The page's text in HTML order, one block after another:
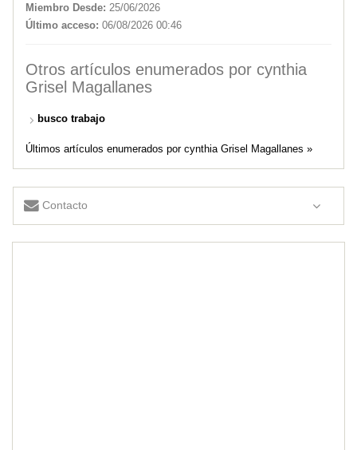
Miembro Desde: 25/06/2026
Último acceso: 06/08/2026 00:46
Otros artículos enumerados por cynthia
Grisel Magallanes
busco trabajo
Últimos artículos enumerados por cynthia Grisel Magallanes »
Contacto